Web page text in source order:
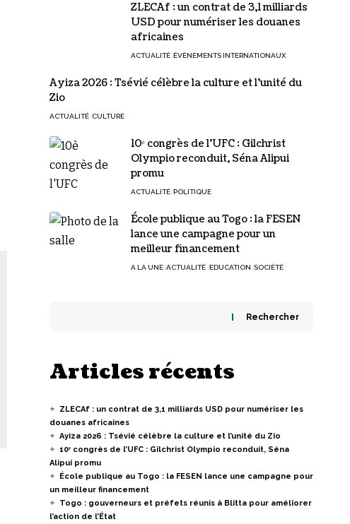
ZLECAf : un contrat de 3,1 milliards
USD pour numériser les douanes
africaines
ACTUALITÉ ÉVÉNEMENTS INTERNATIONAUX
Ayiza 2026 : Tsévié célèbre la culture et l’unité du
Zio
ACTUALITÉ CULTURE
10ᵉ congrès de l’UFC : Gilchrist
Olympio reconduit, Séna Alipui
promu
ACTUALITÉ POLITIQUE
École publique au Togo : la FESEN
lance une campagne pour un
meilleur financement
A LA UNE ACTUALITÉ EDUCATION SOCIÉTÉ
Rechercher
Articles récents
ZLECAf : un contrat de 3,1 milliards USD pour numériser les
douanes africaines
Ayiza 2026 : Tsévié célèbre la culture et l’unité du Zio
10ᵉ congrès de l’UFC : Gilchrist Olympio reconduit, Séna
Alipui promu
École publique au Togo : la FESEN lance une campagne pour
un meilleur financement
Togo : gouverneurs et préfets réunis à Blitta pour améliorer
l’action de l’État